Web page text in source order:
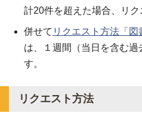
計20件を超えた場合、リク
併せて リクエスト方法「図
は、１週間（当日を含む過
す。
リクエスト方法